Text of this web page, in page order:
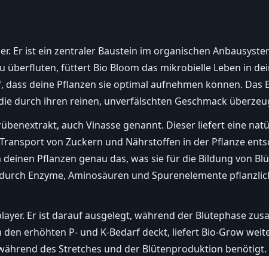
Er ist ein zentraler Baustein im organischen
überfluten, füttert Bio Bloom das mikrobielle Leben in
deine Pflanzen sie optimal aufnehmen können. Das
durch ihren reinen, unverfälschten Geschmack
auch Vinasse genannt. Dieser liefert eine
von Zuckern und Nährstoffen in der Pflanze
Pflanzen genau das, was sie für die Bildung von
Enzyme, Aminosäuren und Spurenelemente
Er ist darauf ausgelegt, während der Blütephase
erhöhten P- und K-Bedarf deckt, liefert Bio-Grow
des Stretches und der Blütenproduktion benötigt.